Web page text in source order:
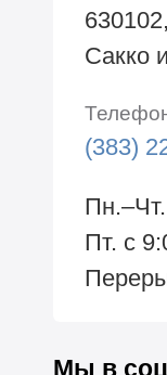
Сакко
(383)
Пт. с
Мы в